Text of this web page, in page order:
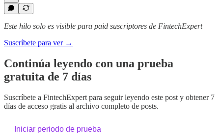
Este hilo solo es visible para paid suscriptores de FintechExpert
Suscríbete para ver →
Continúa leyendo con una prueba
gratuita de 7 días
Suscríbete a FintechExpert para seguir leyendo este post y obtener 7
días de acceso gratis al archivo completo de posts.
Iniciar periodo de prueba